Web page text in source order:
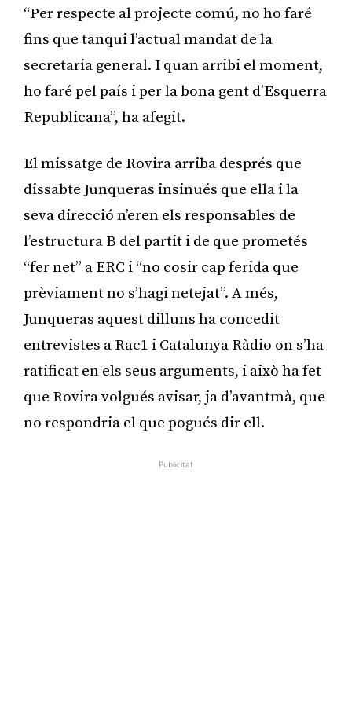
“Per respecte al projecte comú, no ho faré
fins que tanqui l’actual mandat de la
secretaria general. I quan arribi el moment,
ho faré pel país i per la bona gent d’Esquerra
Republicana”, ha afegit.
El missatge de Rovira arriba després que
dissabte Junqueras insinués que ella i la
seva direcció n’eren els responsables de
l’estructura B del partit i de que prometés
“fer net” a ERC i “no cosir cap ferida que
prèviament no s’hagi netejat”. A més,
Junqueras aquest dilluns ha concedit
entrevistes a Rac1 i Catalunya Ràdio on s’ha
ratificat en els seus arguments, i això ha fet
que Rovira volgués avisar, ja d’avantmà, que
no respondria el que pogués dir ell.
Publicitat